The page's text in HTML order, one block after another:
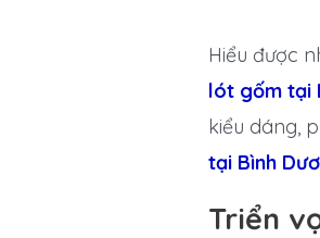
Hiểu được
lót gốm tại
kiểu dáng,
tại Bình
Triển